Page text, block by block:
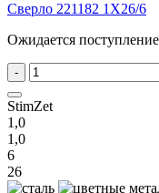
Сверло 221182 1X26/6
Ожидается
-
StimZet
1,0
1,0
6
26